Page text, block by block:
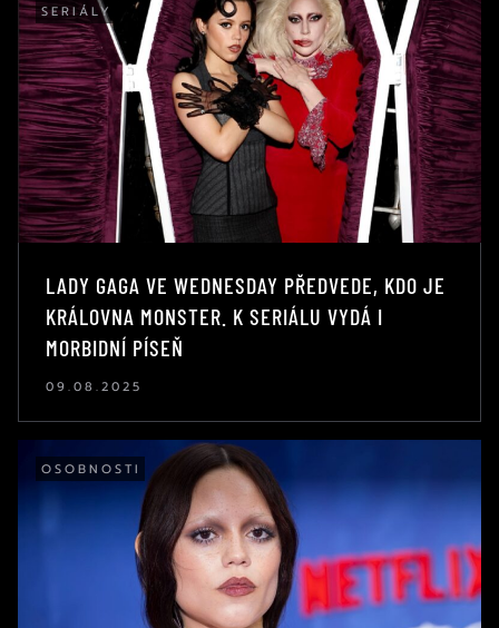
SERIÁLY
LADY GAGA VE WEDNESDAY PŘEDVEDE, KDO JE
KRÁLOVNA MONSTER. K SERIÁLU VYDÁ I
MORBIDNÍ PÍSEŇ
09.08.2025
OSOBNOSTI